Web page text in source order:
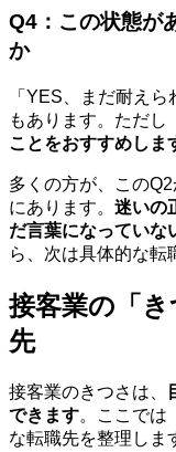
Q4：この状態が
か
「YES、まだ耐え
もあります。ただし
ことをおすすめしま
多くの方が、この
にあります。 迷いの
だ言葉になっていな
ら、次は具体的な転
接客業の「
先
接客業のきつさは、
できます。ここでは
な転職先を整理しま